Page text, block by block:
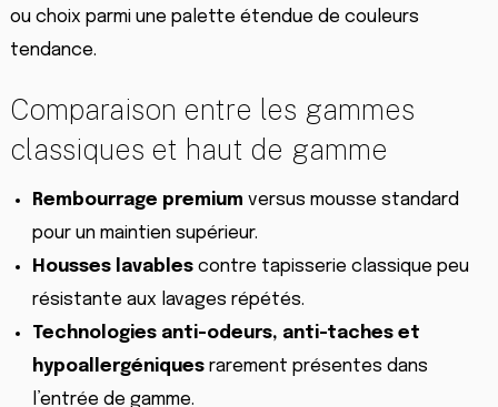
ou choix parmi une palette étendue de couleurs
tendance.
Comparaison entre les gammes
classiques et haut de gamme
Rembourrage premium versus mousse standard
pour un maintien supérieur.
Housses lavablescontre tapisserie classique peu
résistante aux lavages répétés.
Technologies anti-odeurs, anti-taches et
hypoallergéniquesrarement présentes dans
l’entrée de gamme.